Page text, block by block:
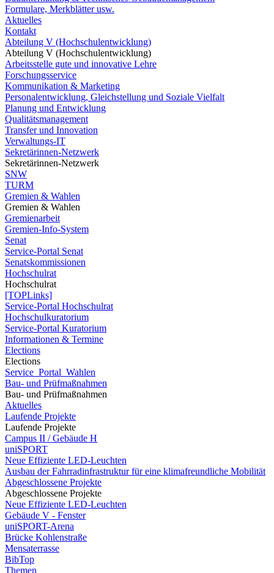
Formulare, Merkblätter usw.
Aktuelles
Kontakt
Abteilung V (Hochschulentwicklung)
Abteilung V (Hochschulentwicklung)
Arbeitsstelle gute und innovative Lehre
Forschungsservice
Kommunikation & Marketing
Personalentwicklung, Gleichstellung und Soziale Vielfalt
Planung und Entwicklung
Qualitätsmanagement
Transfer und Innovation
Verwaltungs-IT
Sekretärinnen-Netzwerk
Sekretärinnen-Netzwerk
SNW
TURM
Gremien & Wahlen
Gremien & Wahlen
Gremienarbeit
Gremien-Info-System
Senat
Service-Portal Senat
Senatskommissionen
Hochschulrat
Hochschulrat
[TOPLinks]
Service-Portal Hochschulrat
Hochschulkuratorium
Service-Portal Kuratorium
Informationen & Termine
Elections
Elections
Service_Portal_Wahlen
Bau- und Prüfmaßnahmen
Bau- und Prüfmaßnahmen
Aktuelles
Laufende Projekte
Laufende Projekte
Campus II / Gebäude H
uniSPORT
Neue Effiziente LED-Leuchten
Ausbau der Fahrradinfrastruktur für eine klimafreundliche Mobilität
Abgeschlossene Projekte
Abgeschlossene Projekte
Neue Effiziente LED-Leuchten
Gebäude V - Fenster
uniSPORT-Arena
Brücke Kohlenstraße
Mensaterrasse
BibTop
Themen